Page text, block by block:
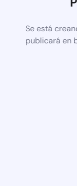
Se está
publicará en